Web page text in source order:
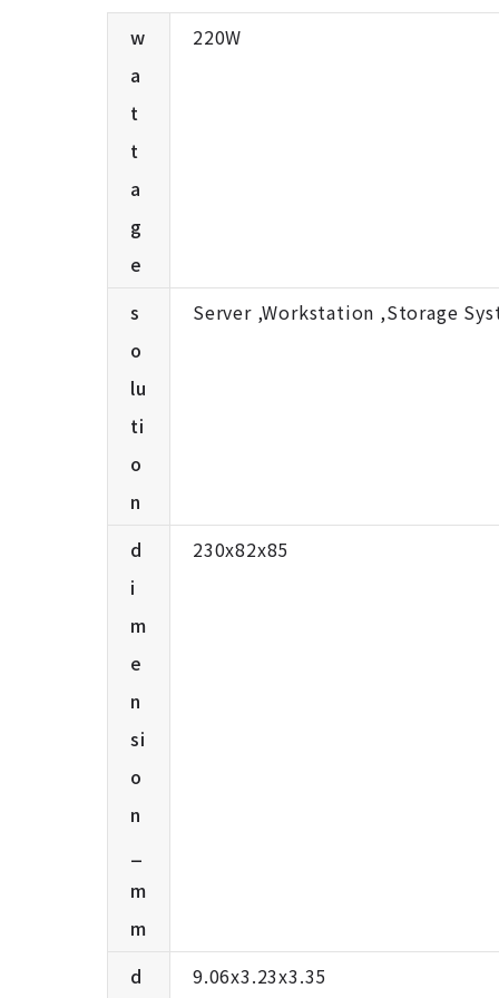
w
a
t
t
a
g
e
220W
s
o
lu
ti
o
n
Server ,Workstation ,Storage
d
i
m
e
n
si
o
n
m
m
230x82x85
d
9.06x3.23x3.35